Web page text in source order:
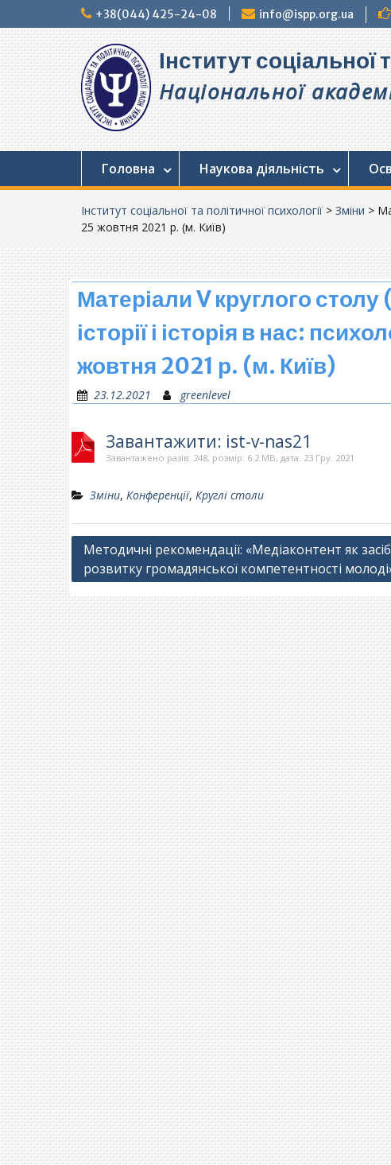
до
+38(044) 425-24-08 info@ispp.org.ua
Інститут соціальної
Національної
Головна Наукова діяльність
Інститут соціальної та політичної психології > Зміни >
25 жовтня 2021 р. (м. Київ)
Матеріали V круглого
історії і історія в нас:
жовтня 2021 р. (м. Київ)
23.12.2021 greenlevel
Завантажити: ist-v-nas21
Завантажено разів: 248, розмір: 6.2 MB, дата: 23 Гру. 2021
Зміни, Конференції, Круглі столи
Навігація
записів
Методичні рекомендації: «Медіаконтент як засіб
розвитку громадянської компетентності